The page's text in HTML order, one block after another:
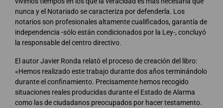
nunca y el Notariado se caracteriza por defenderla. Los
notarios son profesionales altamente cualificados, garantía de
independencia -sólo están condicionados por la Ley-, concluyó
la responsable del centro directivo.
El autor Javier Ronda relató el proceso de creación del libro:
«Hemos realizado este trabajo durante dos años terminándolo
durante el confinamiento. Precisamente hemos recogido
situaciones reales producidas durante el Estado de Alarma
como las de ciudadanos preocupados por hacer testamento.